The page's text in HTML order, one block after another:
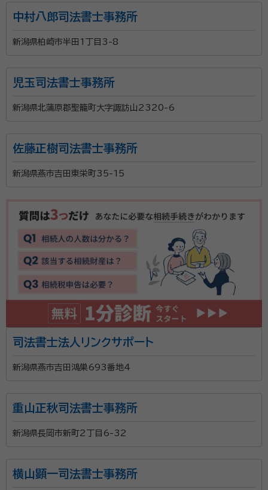
中村八郎司法書士事務所
新潟県柏崎市半田1丁目3-8
児玉司法書士事務所
新潟県北蒲原郡聖籠町大字諏訪山2320-6
佐藤正樹司法書士事務所
新潟県燕市吉田東栄町35-15
司法書士法人リンクサポート
新潟県燕市吉田鴻巣693番地4
重山正秋司法書士事務所
新潟県長岡市新町2丁目6-32
横山顕一司法書士事務所